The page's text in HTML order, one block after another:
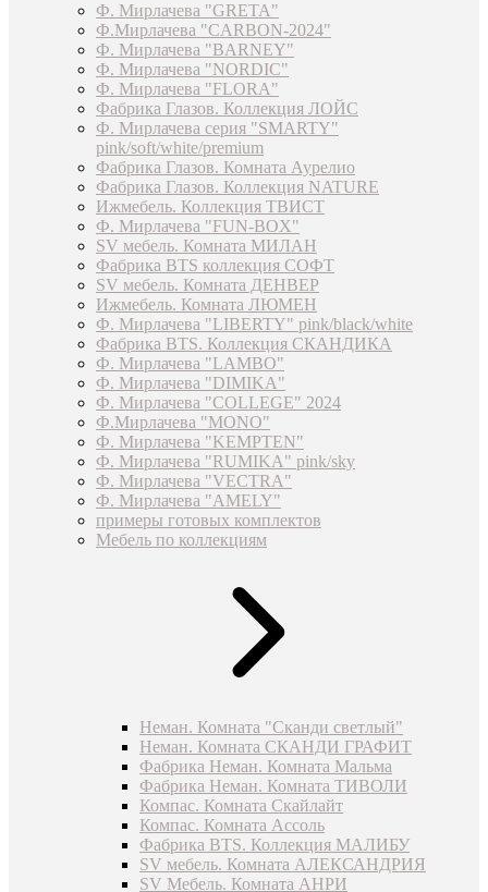
Ф. Мирлачева "GRETA"
Ф.Мирлачева "CARBON-2024"
Ф. Мирлачева "BARNEY"
Ф. Мирлачева "NORDIC"
Ф. Мирлачева "FLORA"
Фабрика Глазов. Коллекция ЛОЙС
Ф. Мирлачева серия "SMARTY"
pink/soft/white/premium
Фабрика Глазов. Комната Аурелио
Фабрика Глазов. Коллекция NATURE
Ижмебель. Коллекция ТВИСТ
Ф. Мирлачева "FUN-BOX"
SV мебель. Комната МИЛАН
Фабрика BTS коллекция СОФТ
SV мебель. Комната ДЕНВЕР
Ижмебель. Комната ЛЮМЕН
Ф. Мирлачева "LIBERTY" pink/black/white
Фабрика BTS. Коллекция СКАНДИКА
Ф. Мирлачева "LAMBO"
Ф. Мирлачева "DIMIKA"
Ф. Мирлачева "COLLEGE" 2024
Ф.Мирлачева "MONO"
Ф. Мирлачева "KEMPTEN"
Ф. Мирлачева "RUMIKA" pink/sky
Ф. Мирлачева "VECTRA"
Ф. Мирлачева "AMELY"
примеры готовых комплектов
Мебель по коллекциям
Неман. Комната "Сканди светлый"
Неман. Комната СКАНДИ ГРАФИТ
Фабрика Неман. Комната Мальма
Фабрика Неман. Комната ТИВОЛИ
Компас. Комната Скайлайт
Компас. Комната Ассоль
Фабрика BTS. Коллекция МАЛИБУ
SV мебель. Комната АЛЕКСАНДРИЯ
SV Мебель. Комната АНРИ